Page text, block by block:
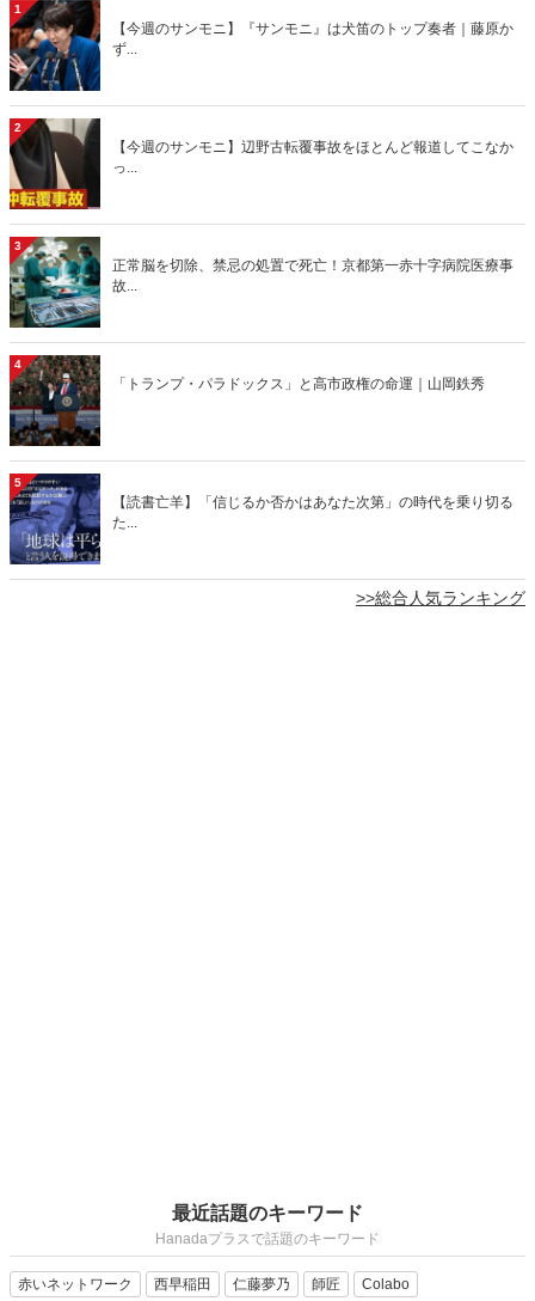
1
【今週のサンモニ】『サンモニ』は犬笛のトップ奏者｜藤原か
ず...
2
【今週のサンモニ】辺野古転覆事故をほとんど報道してこなか
っ...
3
正常脳を切除、禁忌の処置で死亡！京都第一赤十字病院医療事
故...
4
「トランプ・パラドックス」と高市政権の命運｜山岡鉄秀
5
【読書亡羊】「信じるか否かはあなた次第」の時代を乗り切る
た...
>>総合人気ランキング
最近話題のキーワード
Hanadaプラスで話題のキーワード
赤いネットワーク 西早稲田 仁藤夢乃 師匠 Colabo